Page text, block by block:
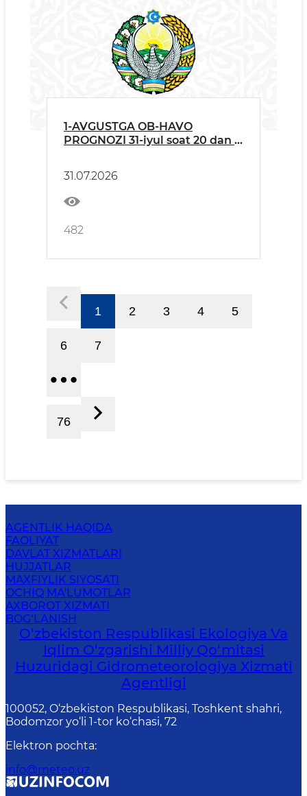
1-AVGUSTGA OB-HAVO
PROGNOZI 31-iyul soat 20 dan 1-
31.07.2026
482
1 2 3 4 5
6 7
76
AGENTLIK HAQIDA
FAOLIYAT
DAVLAT XIZMATLARI
HUJJATLAR
MAXFIYLIK SIYOSATI
OCHIQ MA'LUMOTLAR
AXBOROT XIZMATI
BOG‘LANISH
O‘zbekiston Respublikasi Ekologiya Va
Iqlim O‘zgarishi Milliy Qo‘mitasi
Huzuridagi Gidrometeorologiya Xizmati
Agentligi
100052, O‘zbekiston Respublikasi, Toshkent shahri,
Bodomzor yo‘li 1-tor ko‘chasi, 72
Elektron pochta:
info@meteo.uz